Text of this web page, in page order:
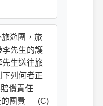
遊團，旅
先生的護
生送往旅
列何者正
償責任
的團費 (C)